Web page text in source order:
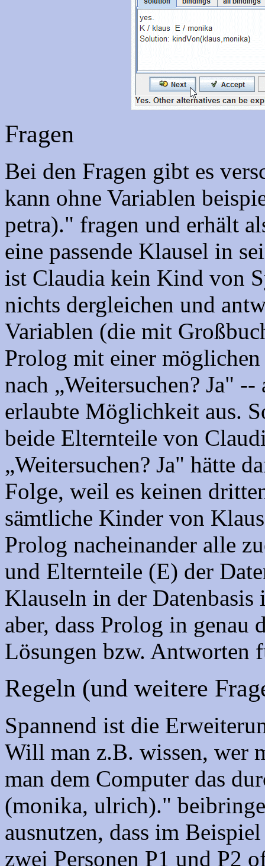
Fragen
Bei den Fragen gibt es
kann ohne Variablen
petra)." fragen und erhält
eine passende Klausel in
ist Claudia kein Kind von
nichts dergleichen und
Variablen (die mit
Prolog mit einer
nach „Weitersuchen? Ja"
erlaubte Möglichkeit aus.
beide Elternteile von
„Weitersuchen? Ja" hätte
Folge, weil es keinen
sämtliche Kinder von
Prolog nacheinander alle
und Elternteile (E) der
Klauseln in der
aber, dass Prolog in genau
Lösungen bzw. Antworten
Regeln (und weitere
Spannend ist die
Will man z.B. wissen, wer
man dem Computer das
(monika, ulrich)."
ausnutzen, dass im
zwei Personen P1 und P2